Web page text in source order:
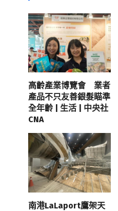
高齡產業博覽會 業者
產品不只友善銀髮瞄準
全年齡 | 生活 | 中央社
CNA
南港LaLaport鷹架天